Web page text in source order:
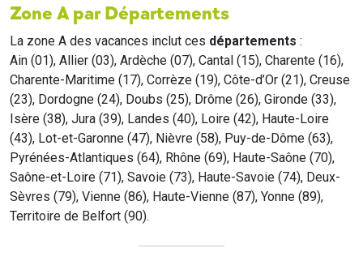
Zone A par Départements
La zone A des vacances inclut ces départements :
Ain (01), Allier (03), Ardèche (07), Cantal (15), Charente (16),
Charente-Maritime (17), Corrèze (19), Côte-d’Or (21), Creuse
(23), Dordogne (24), Doubs (25), Drôme (26), Gironde (33),
Isère (38), Jura (39), Landes (40), Loire (42), Haute-Loire
(43), Lot-et-Garonne (47), Nièvre (58), Puy-de-Dôme (63),
Pyrénées-Atlantiques (64), Rhône (69), Haute-Saône (70),
Saône-et-Loire (71), Savoie (73), Haute-Savoie (74), Deux-
Sèvres (79), Vienne (86), Haute-Vienne (87), Yonne (89),
Territoire de Belfort (90).